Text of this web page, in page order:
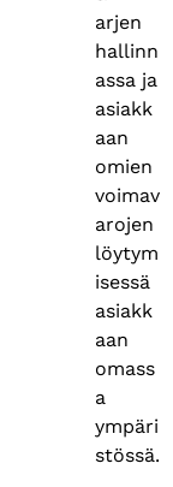
arjen
hallinn
assa ja
asiakk
aan
omien
voimav
arojen
löytym
isessä
asiakk
aan
omass
a
ympäri
stössä.